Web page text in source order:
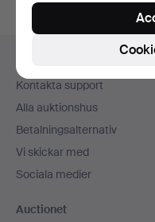
Sidfotsnavigation
Kontakta support
Alla auktionshus
Betalningsalternativ
Vi skickar med
Sociala medier
Auctionet